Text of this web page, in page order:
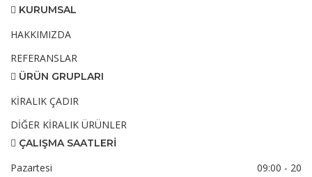
KURUMSAL
HAKKIMIZDA
REFERANSLAR
ÜRÜN GRUPLARI
KİRALIK ÇADIR
DİĞER KİRALIK ÜRÜNLER
ÇALIŞMA SAATLERİ
Pazartesi
09:00 - 20